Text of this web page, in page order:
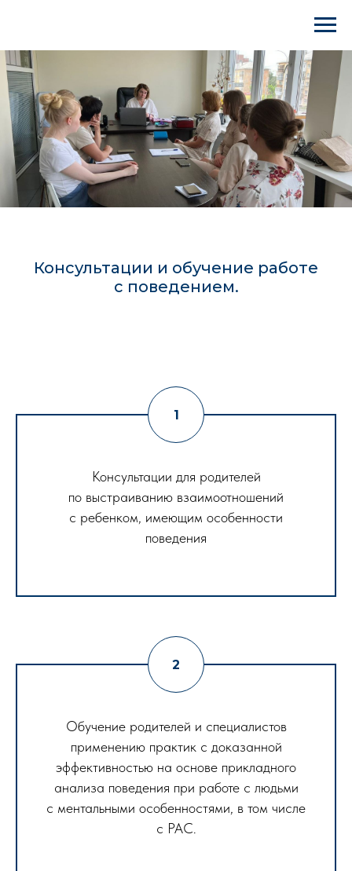
Консультации и обучение работе
с поведением.
Консультации для родителей
по выстраиванию взаимоотношений
с ребенком, имеющим особенности
поведения
Обучение родителей и специалистов
применению практик с доказанной
эффективностью на основе прикладного
анализа поведения при работе с людьми
с ментальными особенностями, в том числе
с РАС.